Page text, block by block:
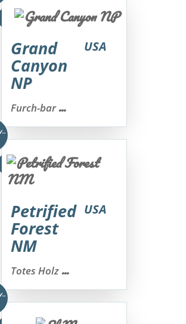
Grand
Canyon
NP
USA
Furch-bar...
Petrified
Forest
NM
USA
Totes Holz...